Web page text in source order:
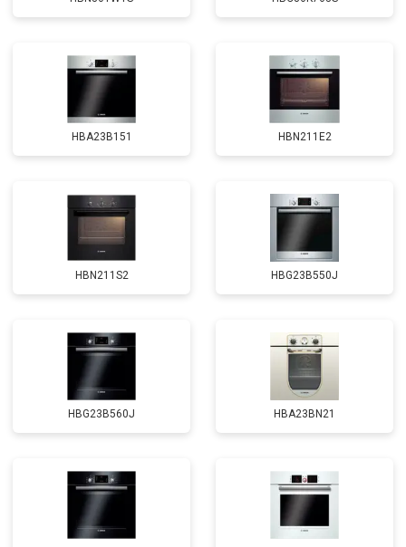
HBA23B151 HBN211E2
HBN211S2 HBG23B550J
HBG23B560J HBA23BN21